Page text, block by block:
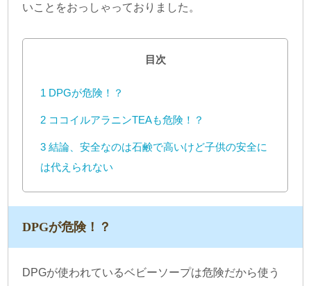
いことをおっしゃっておりました。
目次
1 DPGが危険！？
2 ココイルアラニンTEAも危険！？
3 結論、安全なのは石鹸で高いけど子供の安全に
は代えられない
DPGが危険！？
DPGが使われているベビーソープは危険だから使う